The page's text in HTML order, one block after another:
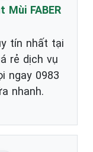
Mùi FABER
tín nhất tại
rẻ dịch vụ
ngay 0983
nhanh.